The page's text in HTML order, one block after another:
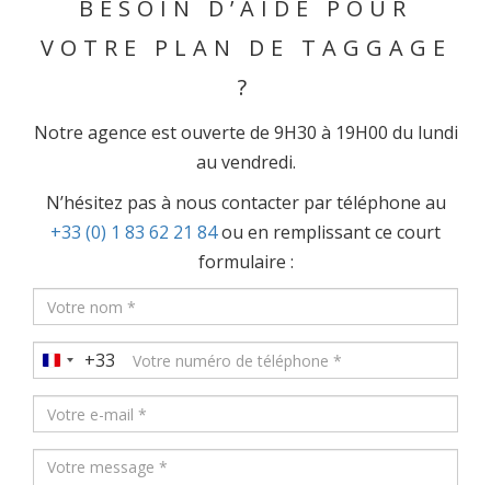
BESOIN D’AIDE POUR
VOTRE PLAN DE TAGGAGE
?
Notre agence est ouverte de 9H30 à 19H00 du lundi
au vendredi.
N’hésitez pas à nous contacter par téléphone au
+33 (0) 1 83 62 21 84ou en remplissant ce court
formulaire :
France
+33
+33